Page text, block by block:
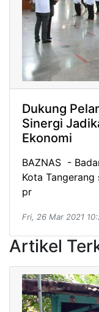
Dukung
Sinergi
Ekonomi
BAZNAS -
Kota
pr
Fri, 26 Mar 2021
Artikel